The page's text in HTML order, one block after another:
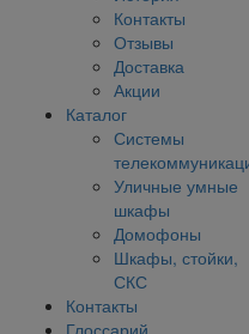
Контакты
Отзывы
Доставка
Акции
Каталог
Системы
Уличные умные
шкафы
Домофоны
Шкафы, стойки,
СКС
Контакты